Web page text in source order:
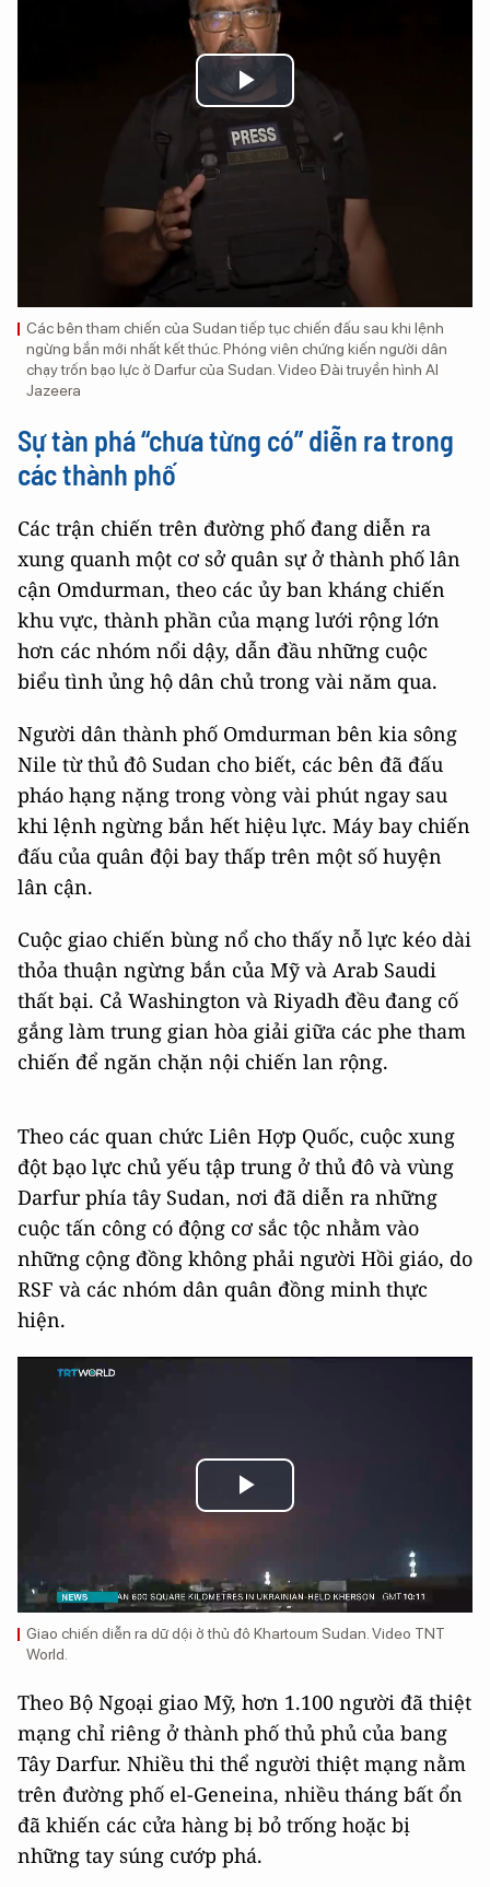
Play
Video
Các bên tham chiến của Sudan tiếp tục chiến đấu sau khi lệnh
ngừng bắn mới nhất kết thúc. Phóng viên chứng kiến ​​người dân
chạy trốn bạo lực ở Darfur của Sudan. Video Đài truyền hình Al
Jazeera
Sự tàn phá “chưa từng có” diễn ra trong
các thành phố
Các trận chiến trên đường phố đang diễn ra
xung quanh một cơ sở quân sự ở thành phố lân
cận Omdurman, theo các ủy ban kháng chiến
khu vực, thành phần của mạng lưới rộng lớn
hơn các nhóm nổi dậy, dẫn đầu những cuộc
biểu tình ủng hộ dân chủ trong vài năm qua.
Người dân thành phố Omdurman bên kia sông
Nile từ thủ đô Sudan cho biết, các bên đã đấu
pháo hạng nặng trong vòng vài phút ngay sau
khi lệnh ngừng bắn hết hiệu lực. Máy bay chiến
đấu của quân đội bay thấp trên một số huyện
lân cận.
Cuộc giao chiến bùng nổ cho thấy nỗ lực kéo dài
thỏa thuận ngừng bắn của Mỹ và Arab Saudi
thất bại. Cả Washington và Riyadh đều đang cố
gắng làm trung gian hòa giải giữa các phe tham
chiến để ngăn chặn nội chiến lan rộng.
Theo các quan chức Liên Hợp Quốc, cuộc xung
đột bạo lực chủ yếu tập trung ở thủ đô và vùng
Darfur phía tây Sudan, nơi đã diễn ra những
cuộc tấn công có động cơ sắc tộc nhằm vào
những cộng đồng không phải người Hồi giáo, do
RSF và các nhóm dân quân đồng minh thực
hiện.
Play
Video
Giao chiến diễn ra dữ dội ở thủ đô Khartoum Sudan. Video TNT
World.
Theo Bộ Ngoại giao Mỹ, hơn 1.100 người đã thiệt
mạng chỉ riêng ở thành phố thủ phủ của bang
Tây Darfur. Nhiều thi thể người thiệt mạng nằm
trên đường phố el-Geneina, nhiều tháng bất ổn
đã khiến các cửa hàng bị bỏ trống hoặc bị
những tay súng cướp phá.